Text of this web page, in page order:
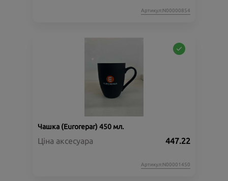
Артикул:N00000854
Чашка (Eurorepar) 450 мл.
Ціна аксесуара 447.22
Артикул:N00001450